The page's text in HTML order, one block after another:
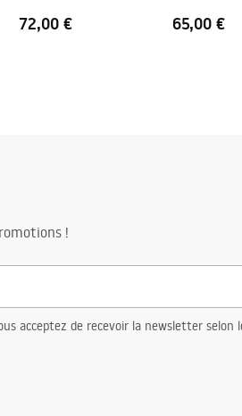
72,00 € 65,00 €
!
acceptez de recevoir la newsletter selon